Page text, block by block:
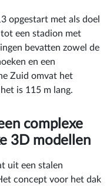
opgestart met als doel
een stadion met
bevatten zowel de
en een
Zuid omvat het
is 115 m lang.
complexe
3D modellen
uit een stalen
concept voor het dak